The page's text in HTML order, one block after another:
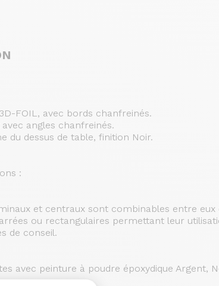
FOIL, avec bords chanfreinés.
angles chanfreinés.
du dessus de table, finition Noir.
:
et centraux sont combinables entre
ou rectangulaires permettant leur
de conseil.
avec peinture à poudre époxydique Argent,